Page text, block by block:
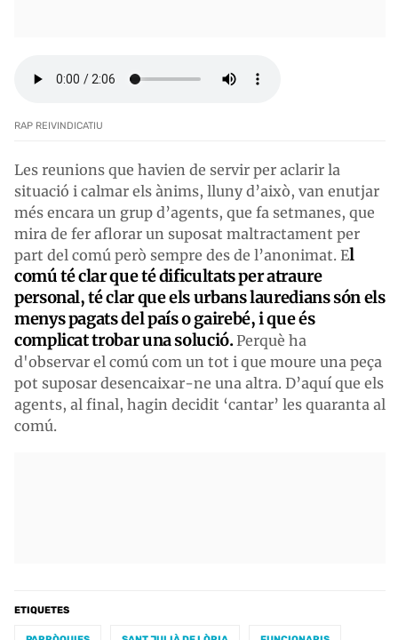
RAP REIVINDICATIU
Les reunions que havien de servir per aclarir la
situació i calmar els ànims, lluny d’això, van enutjar
més encara un grup d’agents, que fa setmanes, que
mira de fer aflorar un suposat maltractament per
part del comú però sempre des de l’anonimat. El
comú té clar que té dificultats per atraure
personal, té clar que els urbans lauredians són els
menys pagats del país o gairebé, i que és
complicat trobar una solució.Perquè ha
d'observar el comú com un tot i que moure una peça
pot suposar desencaixar-ne una altra. D’aquí que els
agents, al final, hagin decidit ‘cantar’ les quaranta al
comú.
ETIQUETES